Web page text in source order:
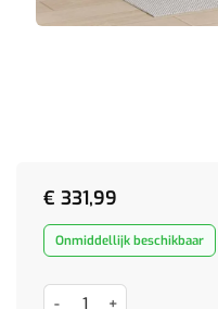
€ 331,99
Onmiddellijk beschikbaar
Bedframe met matras Wit